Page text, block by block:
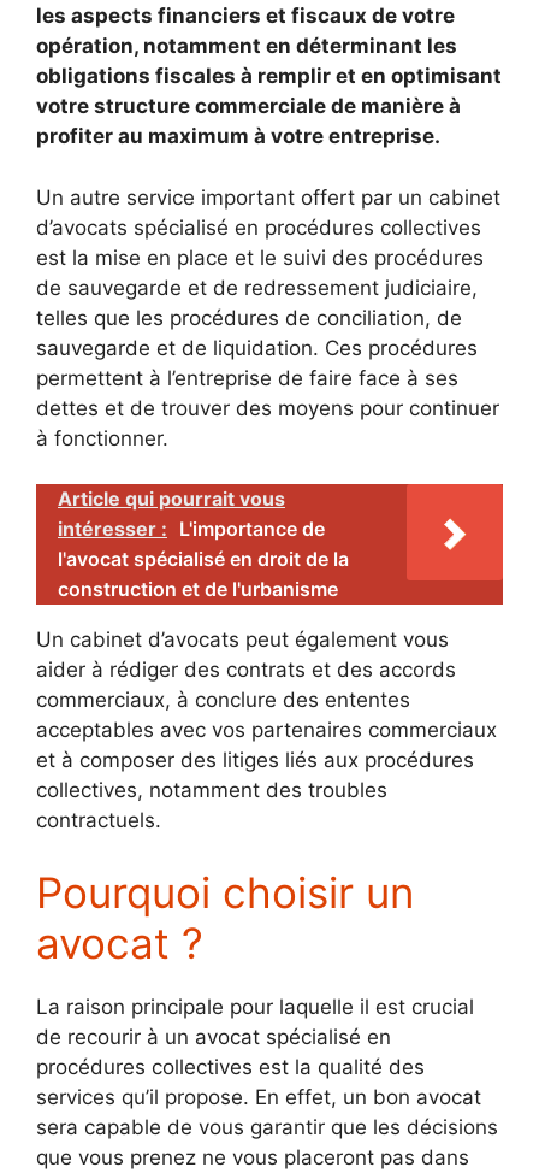
les aspects financiers et fiscaux de votre
opération, notamment en déterminant les
obligations fiscales à remplir et en optimisant
votre structure commerciale de manière à
profiter au maximum à votre entreprise.
Un autre service important offert par un cabinet
d’avocats spécialisé en procédures collectives
est la mise en place et le suivi des procédures
de sauvegarde et de redressement judiciaire,
telles que les procédures de conciliation, de
sauvegarde et de liquidation. Ces procédures
permettent à l’entreprise de faire face à ses
dettes et de trouver des moyens pour continuer
à fonctionner.
Article qui pourrait vous
intéresser : L'importance de
l'avocat spécialisé en droit de la
construction et de l'urbanisme
Un cabinet d’avocats peut également vous
aider à rédiger des contrats et des accords
commerciaux, à conclure des ententes
acceptables avec vos partenaires commerciaux
et à composer des litiges liés aux procédures
collectives, notamment des troubles
contractuels.
Pourquoi choisir un
avocat ?
La raison principale pour laquelle il est crucial
de recourir à un avocat spécialisé en
procédures collectives est la qualité des
services qu’il propose. En effet, un bon avocat
sera capable de vous garantir que les décisions
que vous prenez ne vous placeront pas dans